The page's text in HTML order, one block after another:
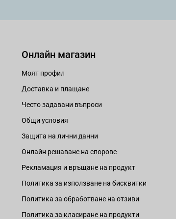
Онлайн магазин
Моят профил
Доставка и плащане
Често задавани въпроси
Общи условия
Защита на лични данни
Онлайн решаване на спорове
Рекламация и връщане на продукт
Политика за използване на бисквитки
Политика за обработване на отзиви
Политика за класиране на продукти